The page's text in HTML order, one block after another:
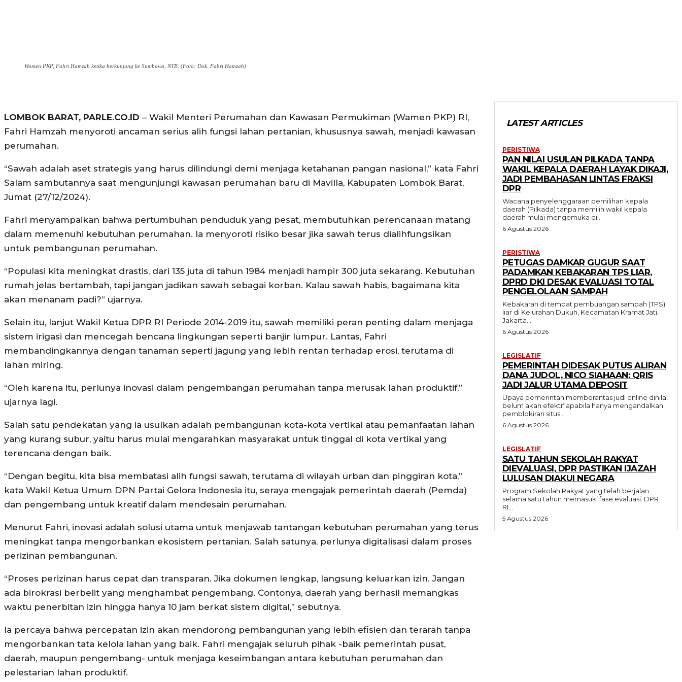
Wamen PKP, Fahri Hamzah ketika berkunjung ke Sumbawa, NTB. (Foto: Dok. Fahri Hamzah)
LOMBOK BARAT, PARLE.CO.ID – Wakil Menteri Perumahan dan Kawasan Permukiman (Wamen PKP) RI,
Fahri Hamzah menyoroti ancaman serius alih fungsi lahan pertanian, khususnya sawah, menjadi kawasan
perumahan.
“Sawah adalah aset strategis yang harus dilindungi demi menjaga ketahanan pangan nasional,” kata Fahri
Salam sambutannya saat mengunjungi kawasan perumahan baru di Mavilla, Kabupaten Lombok Barat,
Jumat (27/12/2024).
Fahri menyampaikan bahwa pertumbuhan penduduk yang pesat, membutuhkan perencanaan matang
dalam memenuhi kebutuhan perumahan. Ia menyoroti risiko besar jika sawah terus dialihfungsikan
untuk pembangunan perumahan.
“Populasi kita meningkat drastis, dari 135 juta di tahun 1984 menjadi hampir 300 juta sekarang. Kebutuhan
rumah jelas bertambah, tapi jangan jadikan sawah sebagai korban. Kalau sawah habis, bagaimana kita
akan menanam padi?” ujarnya.
Selain itu, lanjut Wakil Ketua DPR RI Periode 2014-2019 itu, sawah memiliki peran penting dalam menjaga
sistem irigasi dan mencegah bencana lingkungan seperti banjir lumpur. Lantas, Fahri
membandingkannya dengan tanaman seperti jagung yang lebih rentan terhadap erosi, terutama di
lahan miring.
“Oleh karena itu, perlunya inovasi dalam pengembangan perumahan tanpa merusak lahan produktif,”
ujarnya lagi.
Salah satu pendekatan yang ia usulkan adalah pembangunan kota-kota vertikal atau pemanfaatan lahan
yang kurang subur, yaitu harus mulai mengarahkan masyarakat untuk tinggal di kota vertikal yang
terencana dengan baik.
“Dengan begitu, kita bisa membatasi alih fungsi sawah, terutama di wilayah urban dan pinggiran kota,”
kata Wakil Ketua Umum DPN Partai Gelora Indonesia itu, seraya mengajak pemerintah daerah (Pemda)
dan pengembang untuk kreatif dalam mendesain perumahan.
Menurut Fahri, inovasi adalah solusi utama untuk menjawab tantangan kebutuhan perumahan yang terus
meningkat tanpa mengorbankan ekosistem pertanian. Salah satunya, perlunya digitalisasi dalam proses
perizinan pembangunan.
“Proses perizinan harus cepat dan transparan. Jika dokumen lengkap, langsung keluarkan izin. Jangan
ada birokrasi berbelit yang menghambat pengembang. Contonya, daerah yang berhasil memangkas
waktu penerbitan izin hingga hanya 10 jam berkat sistem digital,” sebutnya.
Ia percaya bahwa percepatan izin akan mendorong pembangunan yang lebih efisien dan terarah tanpa
mengorbankan tata kelola lahan yang baik. Fahri mengajak seluruh pihak -baik pemerintah pusat,
daerah, maupun pengembang- untuk menjaga keseimbangan antara kebutuhan perumahan dan
pelestarian lahan produktif.
LATEST ARTICLES
PERISTIWA
PAN NILAI USULAN PILKADA TANPA
WAKIL KEPALA DAERAH LAYAK DIKAJI,
JADI PEMBAHASAN LINTAS FRAKSI
DPR
Wacana penyelenggaraan pemilihan kepala
daerah (Pilkada) tanpa memilih wakil kepala
daerah mulai mengemuka di...
6 Agustus 2026
PERISTIWA
PETUGAS DAMKAR GUGUR SAAT
PADAMKAN KEBAKARAN TPS LIAR,
DPRD DKI DESAK EVALUASI TOTAL
PENGELOLAAN SAMPAH
Kebakaran di tempat pembuangan sampah (TPS)
liar di Kelurahan Dukuh, Kecamatan Kramat Jati,
Jakarta...
6 Agustus 2026
LEGISLATIF
PEMERINTAH DIDESAK PUTUS ALIRAN
DANA JUDOL, NICO SIAHAAN: QRIS
JADI JALUR UTAMA DEPOSIT
Upaya pemerintah memberantas judi online dinilai
belum akan efektif apabila hanya mengandalkan
pemblokiran situs...
6 Agustus 2026
LEGISLATIF
SATU TAHUN SEKOLAH RAKYAT
DIEVALUASI, DPR PASTIKAN IJAZAH
LULUSAN DIAKUI NEGARA
Program Sekolah Rakyat yang telah berjalan
selama satu tahun memasuki fase evaluasi. DPR
RI...
5 Agustus 2026